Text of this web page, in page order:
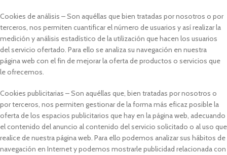
Cookies de análisis – Son aquéllas que bien tratadas por nosotros o por
terceros, nos permiten cuantificar el número de usuarios y así realizar la
medición y análisis estadístico de la utilización que hacen los usuarios
del servicio ofertado. Para ello se analiza su navegación en nuestra
página web con el fin de mejorar la oferta de productos o servicios que
le ofrecemos.
Cookies publicitarias – Son aquéllas que, bien tratadas por nosotros o
por terceros, nos permiten gestionar de la forma más eficaz posible la
oferta de los espacios publicitarios que hay en la página web, adecuando
el contenido del anuncio al contenido del servicio solicitado o al uso que
realice de nuestra página web. Para ello podemos analizar sus hábitos de
navegación en Internet y podemos mostrarle publicidad relacionada con